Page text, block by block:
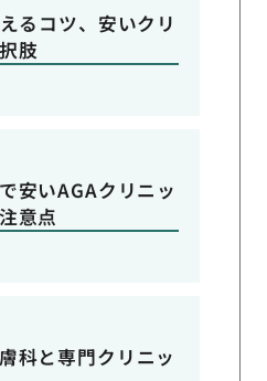
るコツ、安いクリ
肢
安いAGAクリニッ
意点
科と専門クリニッ